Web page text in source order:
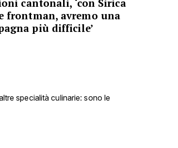
cantonali, ‘con Sirica
frontman, avremo una
più difficile’
specialità culinarie: sono le